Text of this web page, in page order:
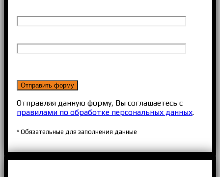
Отправляя данную форму, Вы соглашаетесь с
правилами по обработке персональных данных.
* Обязательные для заполнения данные